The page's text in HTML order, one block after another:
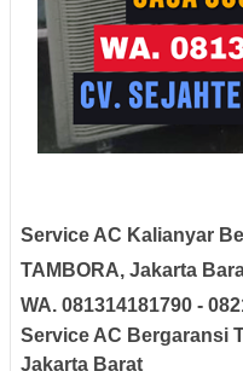
Service AC Kalianyar
TAMBORA, Jakarta
WA. 081314181790 -
Service AC Bergaransi
Jakarta Barat